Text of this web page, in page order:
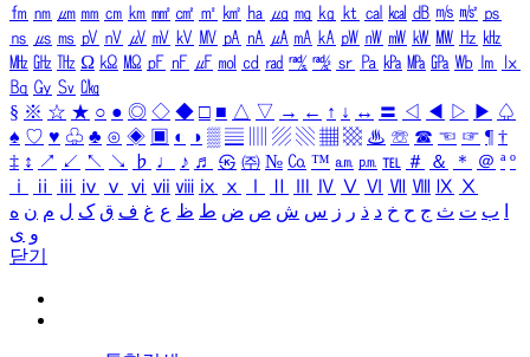
㎙ ㎚ ㎛ ㎜ ㎝ ㎞ ㎟ ㎠ ㎡ ㎢ ㏊ ㎍ ㎎ ㎏ ㏏ ㎈ ㎉ ㏈ ㎧ ㎨ ㎰
㎱ ㎲ ㎳ ㎴ ㎵ ㎶ ㎷ ㎸ ㎹ ㎀ ㎁ ㎂ ㎃ ㎄ ㎺ ㎻ ㎽ ㎾ ㎿ ㎐ ㎑
㎒ ㎓ ㎔ Ω ㏀ ㏁ ㎊ ㎋ ㎌ ㏖ ㏅ ㎭ ㎮ ㎯ ㏛ ㎩ ㎪ ㎫ ㎬ ㏝ ㏐
㏓
㏃ ㏉ ㏜ ㏆
§ ※ ☆ ★ ○ ● ◎ ◇ ◆ □ ■ △ ▽ → ← ↑ ↓ ↔ 〓 ◁ ◀ ▷ ▶ ♤
♠ ♡ ♥ ♧ ♣ ⊙ ◈ ▣ ◐ ◑ ▒ ▤ ▨ ▧ ▦ ▩ ♨ ☏ ☎ ☜ ☞ ¶ †
‡ ↕ ↗ ↙ ↖ ↘ ♭ ♩ ♪ ♬ ㉿ ㈜ № ㏇ ™ ㏂ ㏘ ℡ ＃ ＆ ＊ ＠ ª º
ⅰ
ⅱ ⅲ ⅳ ⅴ ⅵ ⅶ ⅷ ⅸ ⅹ Ⅳ Ⅴ Ⅵ Ⅶ Ⅷ Ⅸ Ⅹ
ب ت ث ج ح خ د ذ ر ز س ش ص ض ط ظ ع غ ف ق ک ل م ن ه
و ی
닫기